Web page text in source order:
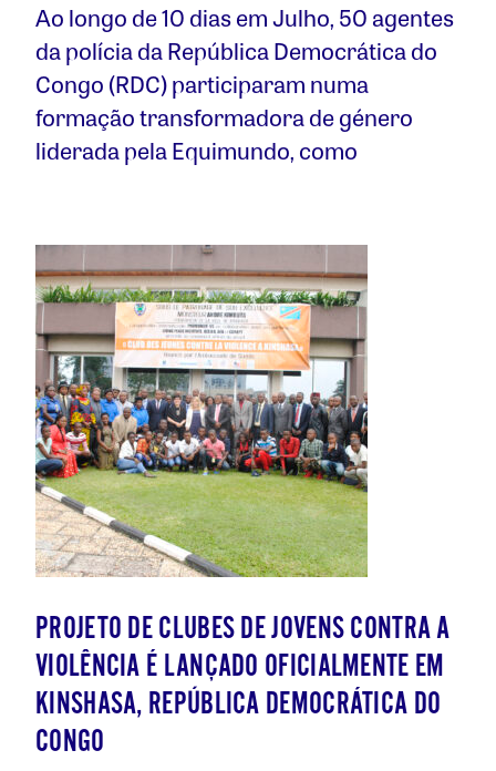
Ao longo de 10 dias em Julho, 50 agentes
da polícia da República Democrática do
Congo (RDC) participaram numa
formação transformadora de género
liderada pela Equimundo, como
PROJETO DE CLUBES DE JOVENS CONTRA A
VIOLÊNCIA É LANÇADO OFICIALMENTE EM
KINSHASA, REPÚBLICA DEMOCRÁTICA DO
CONGO